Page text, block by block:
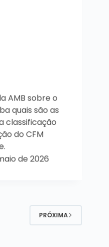
AMB sobre o
quais são as
classificação
do CFM
de 2026
PRÓXIMA